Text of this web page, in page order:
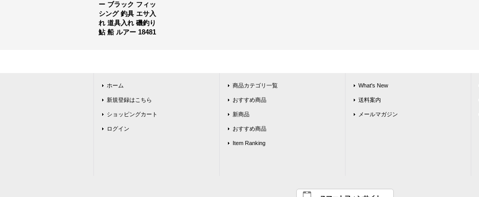
ー ブラック フィッ
シング 釣具 エサ入
れ 道具入れ 磯釣り
鮎 船 ルアー 18481
ホーム
新規登録はこちら
ショッピングカート
ログイン
商品カテゴリ一覧
おすすめ商品
新商品
おすすめ商品
Item Ranking
What's New
送料案内
メールマガジン